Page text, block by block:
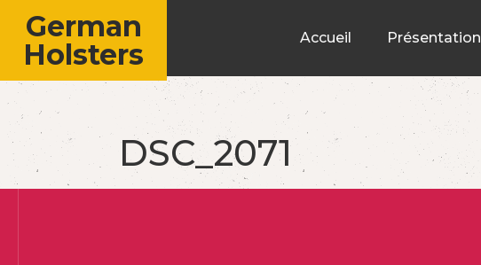
German
Holsters
Accueil Présentation
DSC_2071